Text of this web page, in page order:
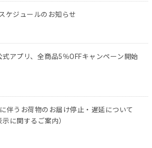
ケジュールのお知らせ
アプリ、全商品5％OFFキャンペーン開始
伴うお荷物のお届け停止・遅延について
示に関するご案内）